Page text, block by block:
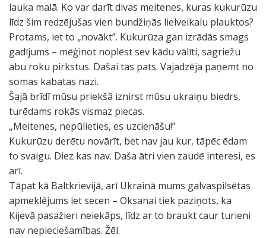
lauka malā. Ko var darīt divas meitenes, kuras kukurūzu
līdz šim redzējušas vien bundžiņās lielveikalu plauktos?
Protams, iet to „novākt”. Kukurūza gan izrādās smags
gadījums – mēģinot noplēst sev kādu vālīti, sagriežu
abu roku pirkstus. Dašai tas pats. Vajadzēja paņemt no
somas kabatas nazi.
Šajā brīdī mūsu priekšā iznirst mūsu ukraiņu biedrs,
turēdams rokās vismaz piecas.
„Meitenes, nepūlieties, es uzcienāšu!”
Kukurūzu derētu novārīt, bet nav jau kur, tāpēc ēdam
to svaigu. Diez kas nav. Daša ātri vien zaudē interesi, es
arī.
Tāpat kā Baltkrievijā, arī Ukrainā mums galvaspilsētas
apmeklējums iet secen – Oksanai tiek paziņots, ka
Kijevā pasažieri neiekāps, līdz ar to braukt caur turieni
nav nepieciešamības. Žēl.